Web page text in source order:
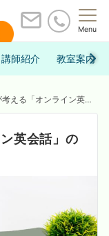
Menu
講師紹介 教室案内
ンライン英会話」の正しい選び方！
英会話」の